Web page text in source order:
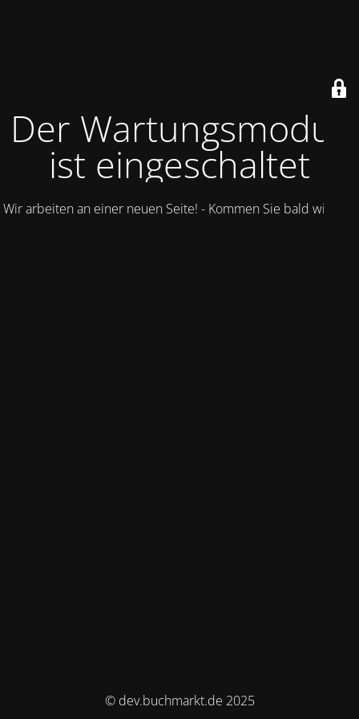
Der Wartungsmodus
ist eingeschaltet
Wir arbeiten an einer neuen Seite! - Kommen Sie bald wieder.
© dev.buchmarkt.de 2025